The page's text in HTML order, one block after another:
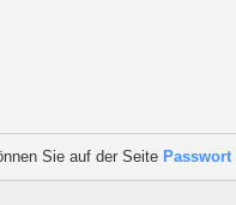
Sie auf der Seite